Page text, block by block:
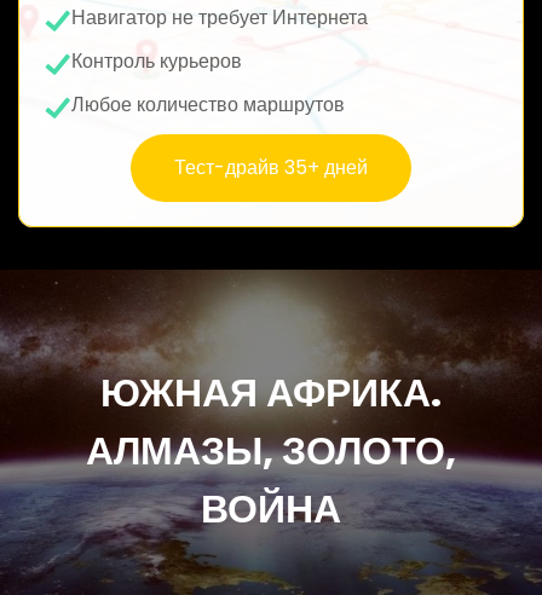
Навигатор не требует Интернета
Контроль курьеров
Любое количество маршрутов
Тест-драйв 35+ дней
ЮЖНАЯ АФРИКА.
АЛМАЗЫ, ЗОЛОТО,
ВОЙНА